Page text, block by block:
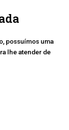
possuímos uma
lhe atender de